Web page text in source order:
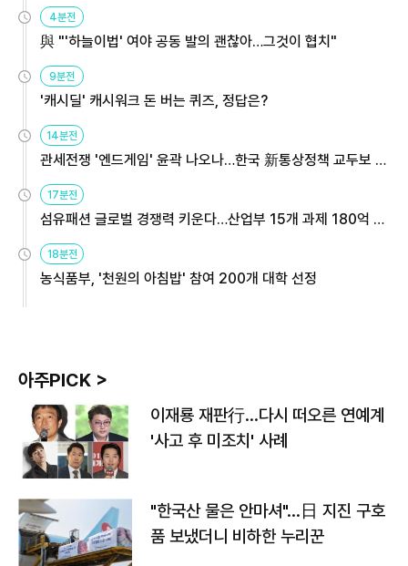
4분전
與 "'하늘이법' 여야 공동 발의 괜찮아…그것이 협치"
9분전
'캐시딜' 캐시워크 돈 버는 퀴즈, 정답은?
14분전
관세전쟁 '엔드게임' 윤곽 나오나…한국 新통상정책 교두보 활
용해야
17분전
섬유패션 글로벌 경쟁력 키운다…산업부 15개 과제 180억 지
원
18분전
농식품부, '천원의 아침밥' 참여 200개 대학 선정
아주PICK >
이재룡 재판行…다시 떠오른 연예계
'사고 후 미조치' 사례
"한국산 물은 안마셔"…日 지진 구호
품 보냈더니 비하한 누리꾼